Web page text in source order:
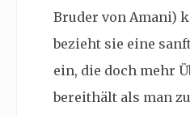
Bruder von Amani)
bezieht sie eine
ein, die doch mehr
bereithält als man